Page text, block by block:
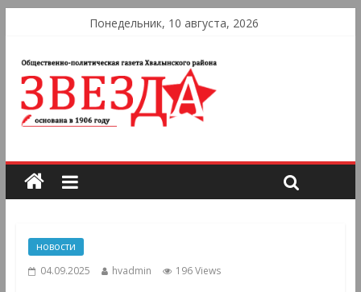
Понедельник, 10 августа, 2026
новости
04.09.2025
hvadmin 196 Views